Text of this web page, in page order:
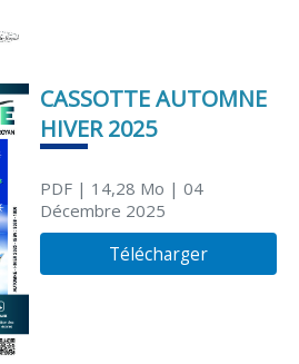
CASSOTTE AUTOMNE
HIVER 2025
PDF| 14,28 Mo | 04
Décembre 2025
Télécharger